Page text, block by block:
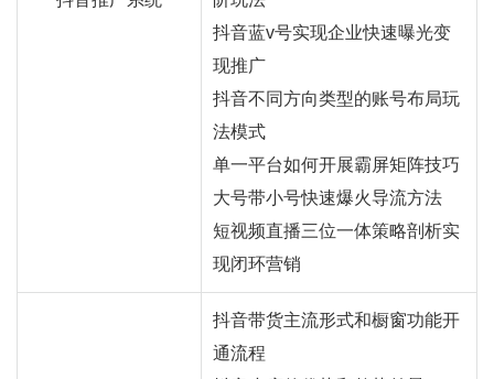
抖音蓝v号实现企业快速曝光变
现推广
抖音不同方向类型的账号布局玩
法模式
单一平台如何开展霸屏矩阵技巧
大号带小号快速爆火导流方法
短视频直播三位一体策略剖析实
现闭环营销
抖音带货主流形式和橱窗功能开
通流程